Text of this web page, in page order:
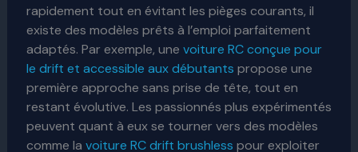
rapidement tout en évitant les pièges courants, il
existe des modèles prêts à l’emploi parfaitement
adaptés. Par exemple, une voiture RC conçue pour
le drift et accessible aux débutants propose une
première approche sans prise de tête, tout en
restant évolutive. Les passionnés plus expérimentés
peuvent quant à eux se tourner vers des modèles
comme la voiture RC drift brushless pour exploiter